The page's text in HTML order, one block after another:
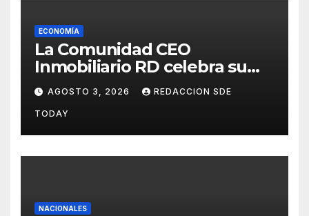
ECONOMÍA
La Comunidad CEO
Inmobiliario RD celebra su
segundo aniversario
consolidando una cultura de
alianza y colaboración
AGOSTO 3, 2026 REDACCION SDE
TODAY
NACIONALES